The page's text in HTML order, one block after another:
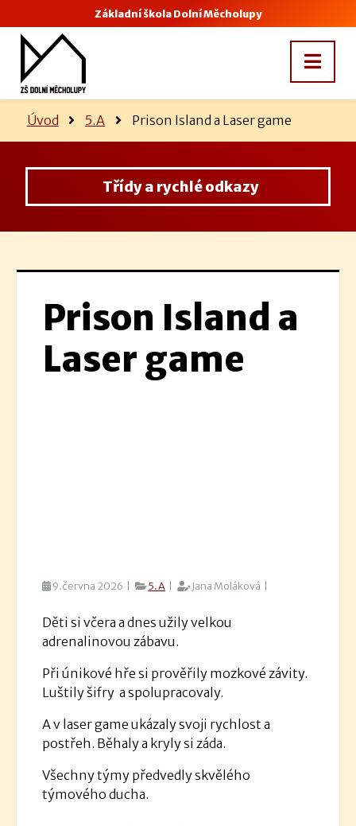
Základní škola Dolní Měcholupy
Úvod 5.A Prison Island a Laser game
Třídy a rychlé odkazy
Prison Island a
Laser game
9.června 2026 | 5.A | Jana Moláková |
Děti si včera a dnes užily velkou
adrenalinovou zábavu.
Při únikové hře si prověřily mozkové závity.
Luštily šifry a spolupracovaly.
A v laser game ukázaly svoji rychlost a
postřeh. Běhaly a kryly si záda.
Všechny týmy předvedly skvělého
týmového ducha.